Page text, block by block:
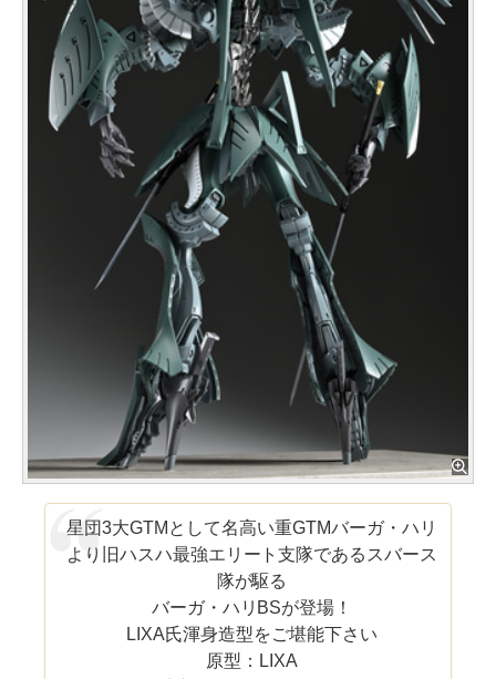
星団3大GTMとして名高い重GTMバーガ・ハリ
より旧ハスハ最強エリート支隊であるスバース
隊が駆る
バーガ・ハリBSが登場！
LIXA氏渾身造型をご堪能下さい
原型：LIXA